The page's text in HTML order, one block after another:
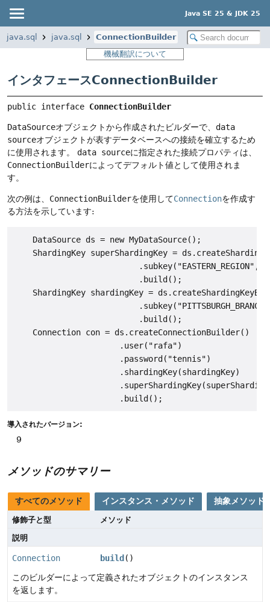
Java SE 25 & JDK 25
java.sql java.sql
ConnectionBuilder
機械翻訳について
インタフェースConnectionBuilder
public interface ConnectionBuilder
DataSourceオブジェクトから作成されたビルダーで、 data
sourceオブジェクトが表すデータベースへの接続を確立するため
に使用されます。
data sourceに指定された接続プロパティは、
ConnectionBuilderによってデフォルト値として使用されま
す。
次の例は、 ConnectionBuilderを使用してConnectionを作成す
る方法を示しています:
    DataSource ds = new MyDataSource();
ShardingKey superShardingKey =
.subkey("EASTERN_REGION",
                          .build();
ShardingKey shardingKey =
                          .build();
    Connection con = ds.createConnectionBuilder()
                      .user("rafa")
                      .password("tennis")
                      .shardingKey(shardingKey)
導入されたバージョン:
9
メソッドのサマリー
すべてのメソッド インスタンス・メソッド 抽象メソッド
修飾子と型
メソッド
説明
Connection build ()
このビルダーによって定義されたオブジェクトのインスタンス
を返します。